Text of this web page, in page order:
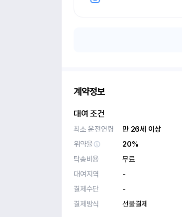
계약정보
대여 조건
최소 운전연령
만 26세 이상
위약율
20%
탁송비용
무료
대여지역
-
결제수단
-
결제방식
선불결제